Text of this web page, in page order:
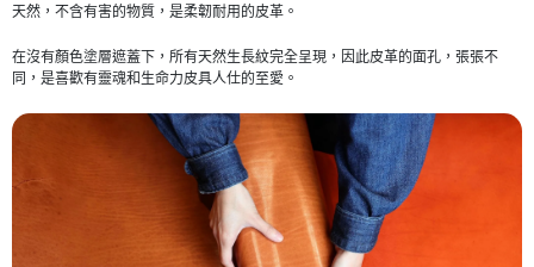
天然，不含有害的物質，是柔韌耐用的皮革。
在沒有顏色塗層遮蓋下，所有天然生長紋完全呈現，因此皮革的面孔，張張不
同，是喜歡有靈魂和生命力皮具人仕的至愛。